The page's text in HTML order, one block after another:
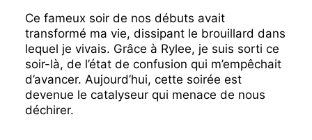
Ce fameux soir de nos débuts avait
transformé ma vie, dissipant le brouillard dans
lequel je vivais. Grâce à Rylee, je suis sorti ce
soir-là, de l’état de confusion qui m’empêchait
d’avancer. Aujourd’hui, cette soirée est
devenue le catalyseur qui menace de nous
déchirer.